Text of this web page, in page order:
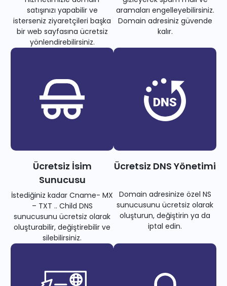
satışınızı yapabilir ve
isterseniz ziyaretçileri başka
bir web sayfasına ücretsiz
yönlendirebilirsiniz.
aramaları engelleyebilirsiniz.
Domain adresiniz güvende
kalır.
Ücretsiz İsim
Sunucusu
İstediğiniz kadar Cname- MX
– TXT .. Child DNS
sunucusunu ücretsiz olarak
oluşturabilir, değiştirebilir ve
silebilirsiniz.
Ücretsiz DNS Yönetimi
Domain adresinize özel NS
sunucusunu ücretsiz olarak
oluşturun, değiştirin ya da
iptal edin.